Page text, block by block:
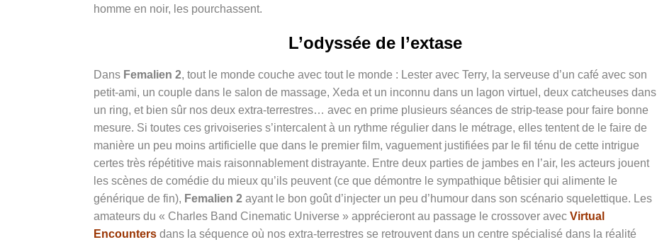
homme en noir, les pourchassent.
L’odyssée de l’extase
Dans Femalien 2, tout le monde couche avec tout le monde : Lester avec Terry, la serveuse d’un café avec son
petit-ami, un couple dans le salon de massage, Xeda et un inconnu dans un lagon virtuel, deux catcheuses dans
un ring, et bien sûr nos deux extra-terrestres… avec en prime plusieurs séances de strip-tease pour faire bonne
mesure. Si toutes ces grivoiseries s’intercalent à un rythme régulier dans le métrage, elles tentent de le faire de
manière un peu moins artificielle que dans le premier film, vaguement justifiées par le fil ténu de cette intrigue
certes très répétitive mais raisonnablement distrayante. Entre deux parties de jambes en l’air, les acteurs jouent
les scènes de comédie du mieux qu’ils peuvent (ce que démontre le sympathique bêtisier qui alimente le
générique de fin), Femalien 2 ayant le bon goût d’injecter un peu d’humour dans son scénario squelettique. Les
amateurs du « Charles Band Cinematic Universe » apprécieront au passage le crossover avec Virtual
Encounters dans la séquence où nos extra-terrestres se retrouvent dans un centre spécialisé dans la réalité